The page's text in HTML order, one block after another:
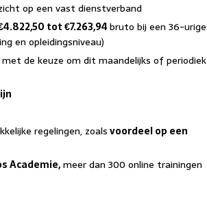
op een vast dienstverband
tot €7.263,94bruto bij een 36-urige
en opleidingsniveau)
met de keuze om dit maandelijks of periodiek
regelingen, zoalsvoordeel op een
Academie,meer dan 300 online trainingen